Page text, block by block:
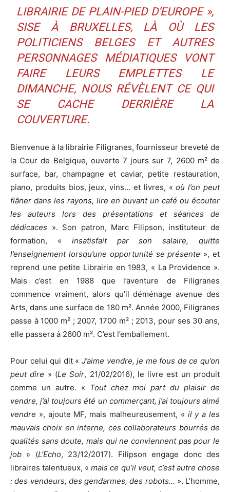
LIBRAIRIE DE PLAIN-PIED D’EUROPE »,
SISE À BRUXELLES, LÀ OÙ LES
POLITICIENS BELGES ET AUTRES
PERSONNAGES MÉDIATIQUES VONT
FAIRE LEURS EMPLETTES LE
DIMANCHE, NOUS RÉVÈLENT CE QUI
SE CACHE DERRIÈRE LA
COUVERTURE.
Bienvenue à la librairie Filigranes, fournisseur breveté de
la Cour de Belgique, ouverte 7 jours sur 7, 2600 m² de
surface, bar, champagne et caviar, petite restauration,
piano, produits bios, jeux, vins… et livres, «où l’on peut
flâner dans les rayons, lire en buvant un café ou écouter
les auteurs lors des présentations et séances de
dédicaces ». Son patron, Marc Filipson, instituteur de
formation, « insatisfait par son salaire, quitte
l’enseignement lorsqu’une opportunité se présente », et
reprend une petite Librairie en 1983, « La Providence ».
Mais c’est en 1988 que l’aventure de Filigranes
commence vraiment, alors qu’il déménage avenue des
Arts, dans une surface de 180 m². Année 2000, Filigranes
passe à 1000 m² ; 2007, 1700 m² ; 2013, pour ses 30 ans,
elle passera à 2600 m². C’est l’emballement.
Pour celui qui dit « J’aime vendre, je me fous de ce qu’on
peut dire » (Le Soir, 21/02/2016), le livre est un produit
comme un autre. « Tout chez moi part du plaisir de
vendre, j’ai toujours été un commerçant, j’ai toujours aimé
vendre », ajoute MF, mais malheureusement, « il y a les
mauvais choix en interne, ces collaborateurs bourrés de
qualités sans doute, mais qui ne conviennent pas pour le
job » (L’Echo, 23/12/2017). Filipson engage donc des
libraires talentueux, «mais ce qu’il veut, c’est autre chose
: des vendeurs, des gendarmes, des robots… ». L’homme,